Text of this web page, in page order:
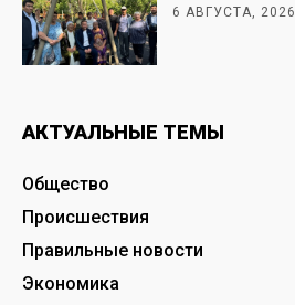
6 АВГУСТА, 2026
АКТУАЛЬНЫЕ ТЕМЫ
Общество
Происшествия
Правильные новости
Экономика